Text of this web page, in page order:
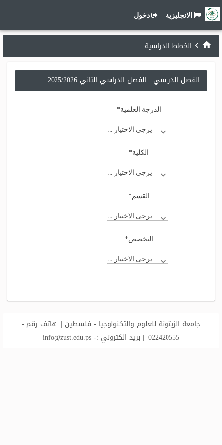
الانجليزية دخول
الخطط الدراسية
الفصل الدراسي : الفصل الدراسي الثاني 2025/2026
الدرجة العلمية*
يرجى الاختيار ...
الكلية*
يرجى الاختيار ...
القسم*
يرجى الاختيار ...
التخصص*
يرجى الاختيار ...
جامعة الزيتونة للعلوم والتكنولوجيا - فلسطين || هاتف رقم:-
022420555 || بريد الكتروني :-
info@zust.edu.ps